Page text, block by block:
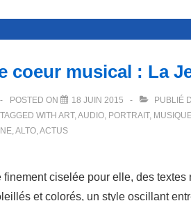
coeur musical : La
POSTED ON 18 JUIN 2015 PUBLIÉ
TAGGED WITH ART,AUDIO, PORTRAIT,
,ALTO,ACTUS
finement ciselée pour elle, des
et colorés, un style oscillant